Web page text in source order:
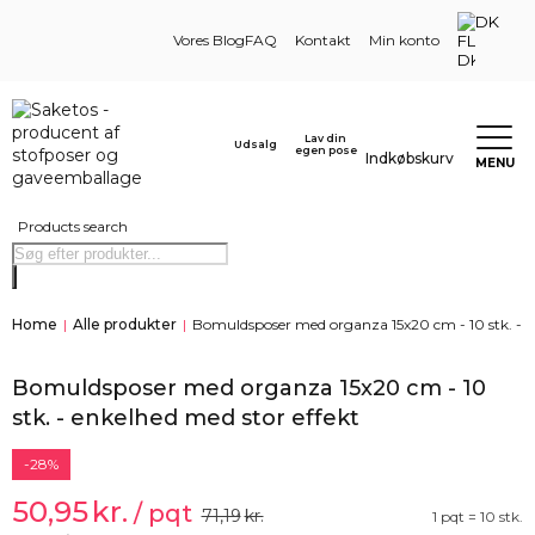
Vores BlogFAQ Kontakt Min konto
DK
Products search
Udsalg
Lav din
egen pose
Indkøbskurv MENU
Home | Alle produkter | Bomuldsposer med organza 15x20 cm - 10 stk. -
Bomuldsposer med organza 15x20 cm - 10
stk. - enkelhed med stor effekt
-28%
50,95kr. / pqt 71,19kr.
1 pqt = 10 stk.